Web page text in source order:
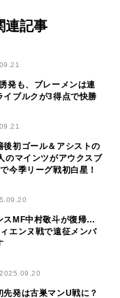
連記事
発も、ブレーメンは連
ブルクが3得点で快勝
後初ゴール＆アシストの
マインツがアウクスブ
今季リーグ戦初白星！
スMF中村敬斗が復帰…
エンヌ戦で遠征メンバ
2025.09.20
先発は古巣マンU戦に？